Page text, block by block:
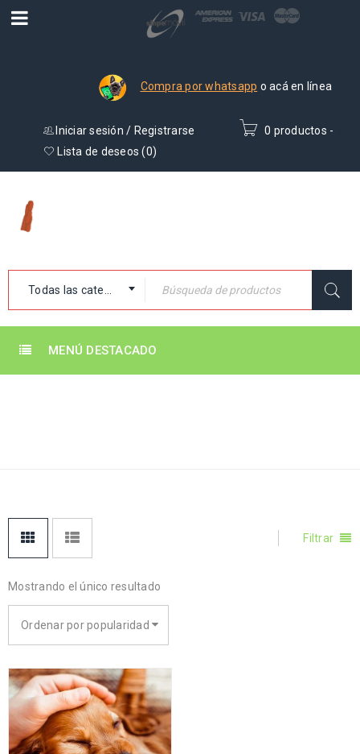
Compra por whatsapp o acá en línea
0 productos -
Iniciar sesión / Registrarse
Lista de deseos (0)
Todas las categorías
MENÚ DESTACADO
Filtrar
Mostrando el único resultado
Ordenar por popularidad